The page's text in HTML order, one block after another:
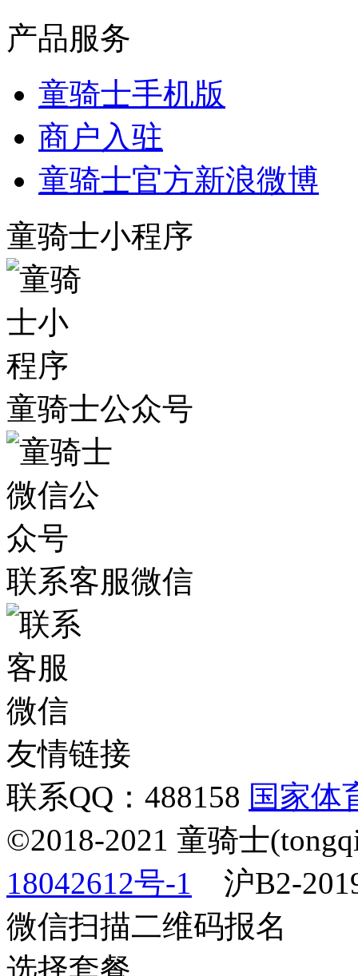
产品服务
童骑士手机版
商户入驻
童骑士官方新浪微博
童骑士小程序
童骑士公众号
联系客服微信
友情链接
联系QQ：488158 国家体
©2018-2021 童骑士
18042612号-1 沪B2-
微信扫描二维码报名